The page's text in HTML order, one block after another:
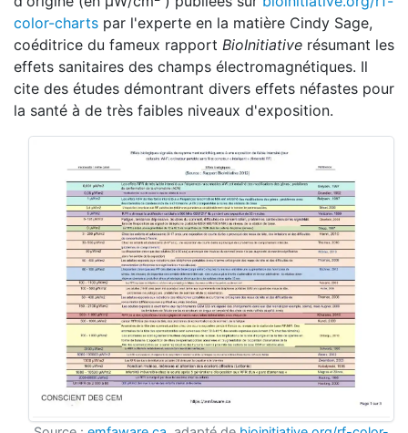
color-charts par l'experte en la matière Cindy Sage,
coéditrice du fameux rapport BioInitiative résumant les
effets sanitaires des champs électromagnétiques. Il
cite des études démontrant divers effets néfastes pour
la santé à de très faibles niveaux d'exposition.